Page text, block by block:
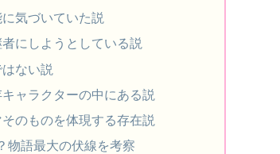
気づいていた説
にしようとしている説
ない説
ャラクターの中にある説
のものを体現する存在説
物語最大の伏線を考察